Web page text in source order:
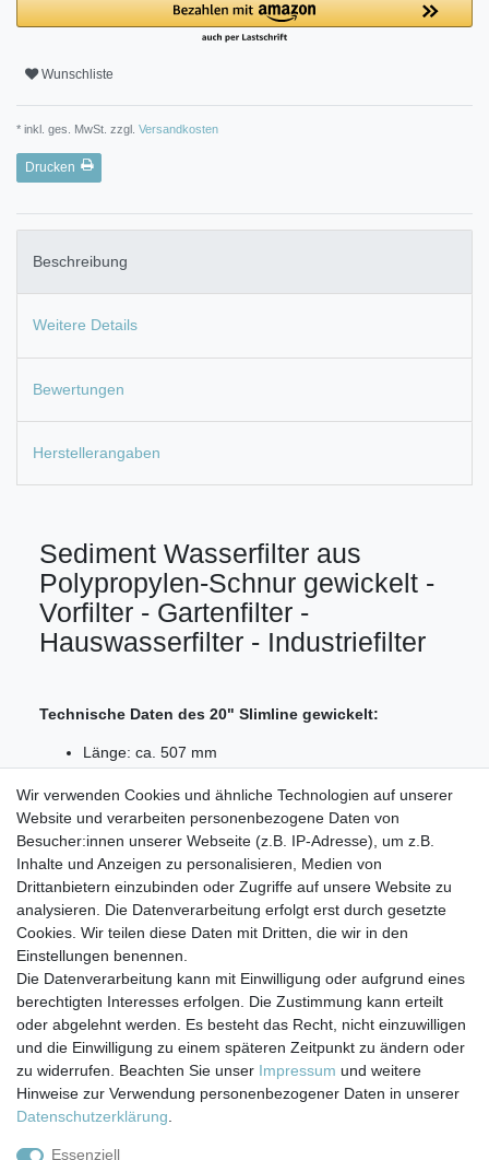
Wunschliste
* inkl. ges. MwSt. zzgl. Versandkosten
Drucken
Beschreibung
Weitere Details
Bewertungen
Herstellerangaben
Sediment Wasserfilter aus
Polypropylen-Schnur gewickelt -
Vorfilter - Gartenfilter -
Hauswasserfilter - Industriefilter
Technische Daten des 20" Slimline gewickelt:
Länge: ca. 507 mm
Feinheit 100 (µm) Micron
Lieferumfang:
1x 20" Slimline Sedimentfilter gewickelt 100 µm
Impressum Daten­schutz­erklärung AGB
Barrierefreiheitserklärung Widerrufs­recht
Wir verwenden Cookies und ähnliche Technologien auf unserer
Website und verarbeiten personenbezogene Daten von
Besucher:innen unserer Webseite (z.B. IP-Adresse), um z.B.
Inhalte und Anzeigen zu personalisieren, Medien von
Drittanbietern einzubinden oder Zugriffe auf unsere Website zu
analysieren. Die Datenverarbeitung erfolgt erst durch gesetzte
Cookies. Wir teilen diese Daten mit Dritten, die wir in den
Einstellungen benennen.
Die Datenverarbeitung kann mit Einwilligung oder aufgrund eines
berechtigten Interesses erfolgen. Die Zustimmung kann erteilt
oder abgelehnt werden. Es besteht das Recht, nicht einzuwilligen
und die Einwilligung zu einem späteren Zeitpunkt zu ändern oder
zu widerrufen. Beachten Sie unser Impressum und weitere
Hinweise zur Verwendung personenbezogener Daten in unserer
Daten­schutz­erklärung
Essenziell